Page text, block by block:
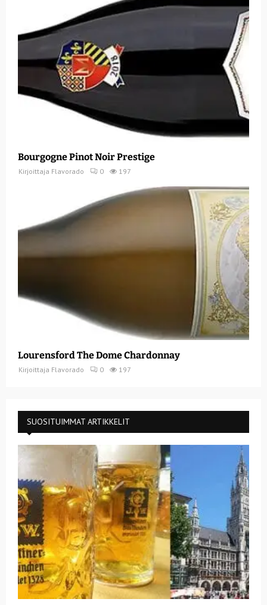
Bourgogne Pinot Noir Prestige
Kirjoittaja Flavorado 0 197
Lourensford The Dome Chardonnay
Kirjoittaja Flavorado 0 197
SUOSITUIMMAT ARTIKKELIT